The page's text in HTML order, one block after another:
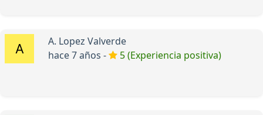
A. Lopez Valverde
hace 7 años -
5 (Experiencia positiva)